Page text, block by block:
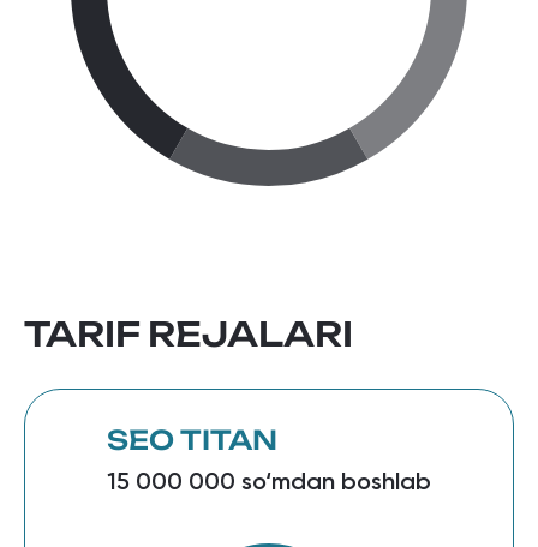
TARIF REJALARI
SEO TITAN
15 000 000 so‘mdan boshlab